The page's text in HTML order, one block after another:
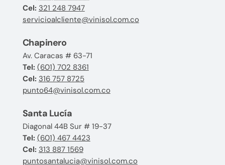
Cel: 321 248 7947
servicioalcliente@vinisol.com.co
Chapinero
Av. Caracas # 63-71
Tel: (601) 702 8361
Cel: 316 757 8725
punto64@vinisol.com.co
Santa Lucía
Diagonal 44B Sur # 19-37
Tel: (601) 467 4423
Cel: 313 887 1569
puntosantalucia@vinisol.com.co